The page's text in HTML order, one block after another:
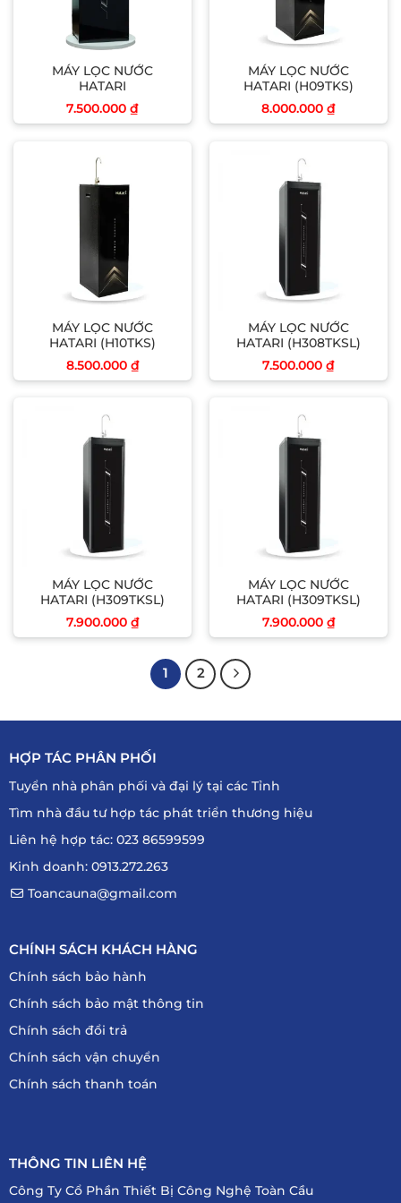
MÁY LỌC NƯỚC
HATARI
7.500.000 ₫
MÁY LỌC NƯỚC
HATARI (H09TKS)
8.000.000 ₫
MÁY LỌC NƯỚC
HATARI (H10TKS)
8.500.000 ₫
MÁY LỌC NƯỚC
HATARI (H308TKSL)
7.500.000 ₫
MÁY LỌC NƯỚC
HATARI (H309TKSL)
7.900.000 ₫
MÁY LỌC NƯỚC
HATARI (H309TKSL)
7.900.000 ₫
1 2
HỢP TÁC PHÂN PHỐI
Tuyển nhà phân phối và đại lý tại các Tỉnh
Tìm nhà đầu tư hợp tác phát triển thương hiệu
Liên hệ hợp tác: 023 86599599
Kinh doanh: 0913.272.263
Toancauna@gmail.com
CHÍNH SÁCH KHÁCH HÀNG
Chính sách bảo hành
Chính sách bảo mật thông tin
Chính sách đổi trả
Chính sách vận chuyển
Chính sách thanh toán
THÔNG TIN LIÊN HỆ
Công Ty Cổ Phần Thiết Bị Công Nghệ Toàn Cầu